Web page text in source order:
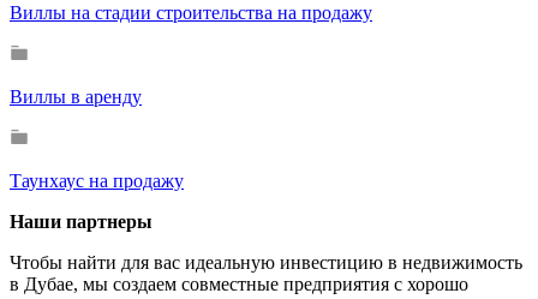
Виллы на стадии строительства на продажу
Виллы в аренду
Таунхаус на продажу
Наши партнеры
Чтобы найти для вас идеальную инвестицию в недвижимость
в Дубае, мы создаем совместные предприятия с хорошо